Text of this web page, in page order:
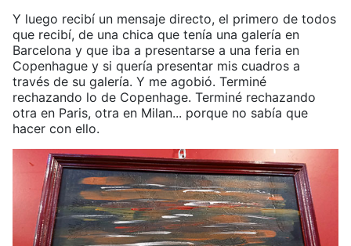
Y luego recibí un mensaje directo, el primero de todos
que recibí, de una chica que tenía una galería en
Barcelona y que iba a presentarse a una feria en
Copenhague y si quería presentar mis cuadros a
través de su galería. Y me agobió. Terminé
rechazando lo de Copenhage. Terminé rechazando
otra en Paris, otra en Milan... porque no sabía que
hacer con ello.